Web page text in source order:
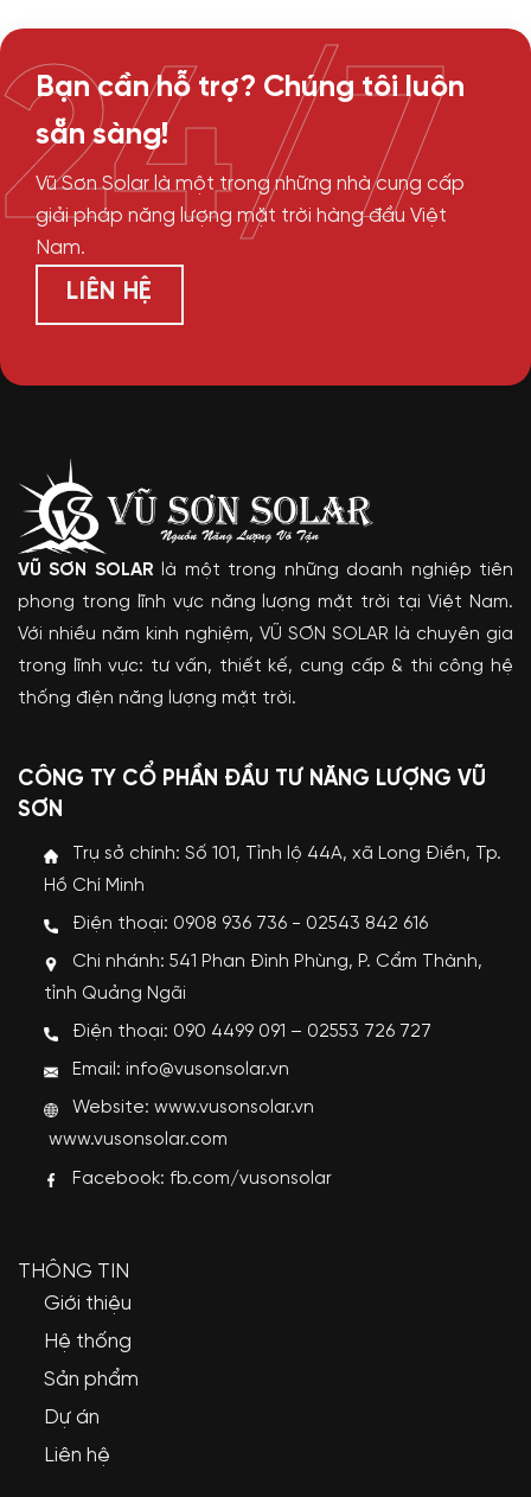
Bạn cần hỗ trợ? Chúng tôi luôn
sẵn sàng!
Vũ Sơn Solar là một trong những nhà cung cấp
giải pháp năng lượng mặt trời hàng đầu Việt
Nam.
LIÊN HỆ
24/7
VŨ SƠN SOLAR là một trong những doanh nghiệp tiên
phong trong lĩnh vực năng lượng mặt trời tại Việt Nam.
Với nhiều năm kinh nghiệm, VŨ SƠN SOLAR là chuyên gia
trong lĩnh vực: tư vấn, thiết kế, cung cấp & thi công hệ
thống điện năng lượng mặt trời.
CÔNG TY CỔ PHẦN ĐẦU TƯ NĂNG LƯỢNG VŨ
SƠN
Trụ sở chính: Số 101, Tỉnh lộ 44A, xã Long Điền, Tp.
Hồ Chí Minh
Điện thoại: 0908 936 736 - 02543 842 616
Chi nhánh: 541 Phan Đình Phùng, P. Cẩm Thành,
tỉnh Quảng Ngãi
Điện thoại: 090 4499 091 – 02553 726 727
Email: info@vusonsolar.vn
Website:www.vusonsolar.vn
www.vusonsolar.com
Facebook: fb.com/vusonsolar
THÔNG TIN
Giới thiệu
Hệ thống
Sản phẩm
Dự án
Liên hệ